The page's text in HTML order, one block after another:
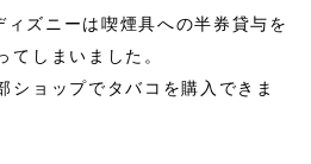
ズニーは喫煙具への半券貸与を
てしまいました。
ショップでタバコを購入できま